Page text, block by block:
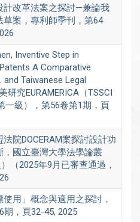
計改革法案之探討—兼論我
草案，專利師季刊，第64
Inventive Step in
A Comparative
and Taiwanese Legal
研究EURAMERICA（TSSCI
一級），第56卷第1期，頁
院DOCERAM案探討設計功
，國立臺灣大學法學論叢
）（2025年9月已審查通過，
用」概念與適用之探討，
期，頁32-45, 2025